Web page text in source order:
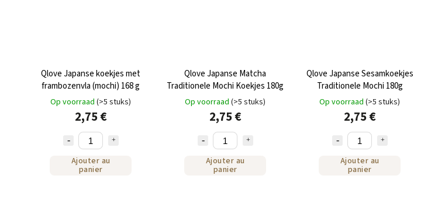
Qlove Japanse koekjes met
frambozenvla (mochi) 168 g
Op voorraad (>5 stuks)
2,75 €
Ajouter au
panier
Qlove Japanse Matcha
Traditionele Mochi Koekjes 180g
Op voorraad (>5 stuks)
2,75 €
Ajouter au
panier
Qlove Japanse Sesamkoekjes
Traditionele Mochi 180g
Op voorraad (>5 stuks)
2,75 €
Ajouter au
panier